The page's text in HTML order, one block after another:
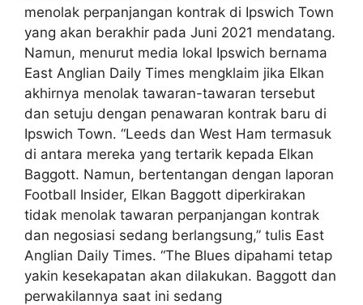
menolak perpanjangan kontrak di Ipswich Town
yang akan berakhir pada Juni 2021 mendatang.
Namun, menurut media lokal Ipswich bernama
East Anglian Daily Times mengklaim jika Elkan
akhirnya menolak tawaran-tawaran tersebut
dan setuju dengan penawaran kontrak baru di
Ipswich Town. “Leeds dan West Ham termasuk
di antara mereka yang tertarik kepada Elkan
Baggott. Namun, bertentangan dengan laporan
Football Insider, Elkan Baggott diperkirakan
tidak menolak tawaran perpanjangan kontrak
dan negosiasi sedang berlangsung,” tulis East
Anglian Daily Times. “The Blues dipahami tetap
yakin kesekapatan akan dilakukan. Baggott dan
perwakilannya saat ini sedang